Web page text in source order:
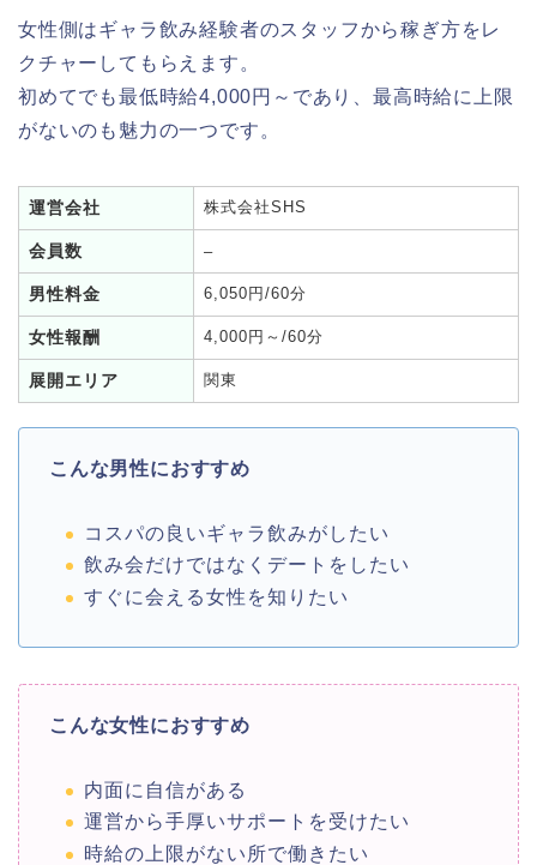
女性側はギャラ飲み経験者のスタッフから稼ぎ方をレ
クチャーしてもらえます。
初めてでも最低時給4,000円～であり、最高時給に上限
がないのも魅力の一つです。
運営会社 株式会社SHS
会員数 –
男性料金 6,050円/60分
女性報酬 4,000円～/60分
展開エリア 関東
こんな男性におすすめ
コスパの良いギャラ飲みがしたい
飲み会だけではなくデートをしたい
すぐに会える女性を知りたい
こんな女性におすすめ
内面に自信がある
運営から手厚いサポートを受けたい
時給の上限がない所で働きたい